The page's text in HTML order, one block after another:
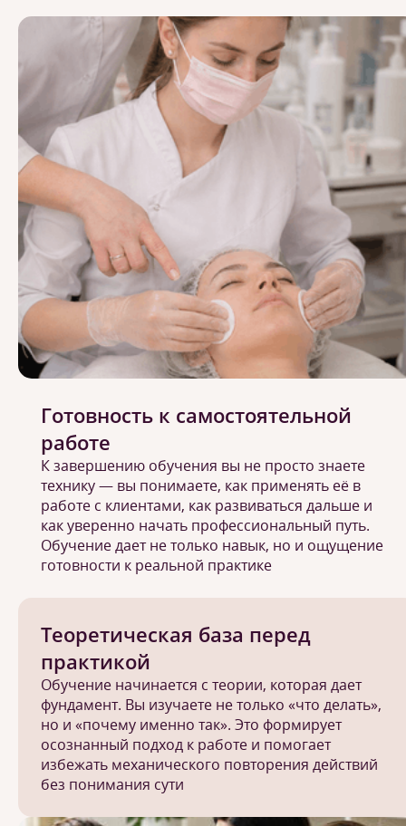
Теоретическая база перед
практикой
Обучение начинается с теории, которая дает
фундамент. Вы изучаете не только «что делать»,
но и «почему именно так». Это формирует
осознанный подход к работе и помогает
избежать механического повторения действий
без понимания сути
Готовность к самостоятельной
работе
К завершению обучения вы не просто знаете
технику — вы понимаете, как применять её в
работе с клиентами, как развиваться дальше и
как уверенно начать профессиональный путь.
Обучение дает не только навык, но и ощущение
готовности к реальной практике